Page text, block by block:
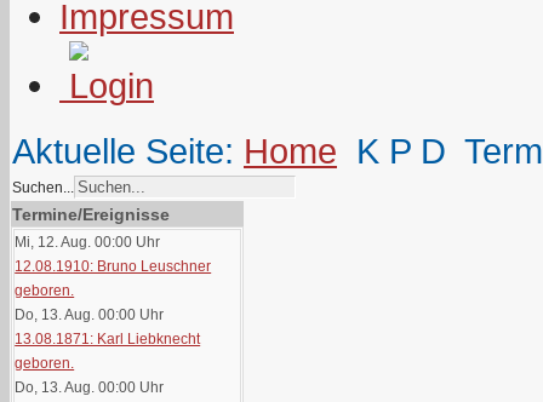
Impressum
Aktuelle Seite: Home K P D
Suchen...
Termine/Ereignisse
Mi, 12. Aug. 00:00 Uhr
12.08.1910: Bruno Leuschner
geboren.
Do, 13. Aug. 00:00 Uhr
13.08.1871: Karl Liebknecht
geboren.
Do, 13. Aug. 00:00 Uhr